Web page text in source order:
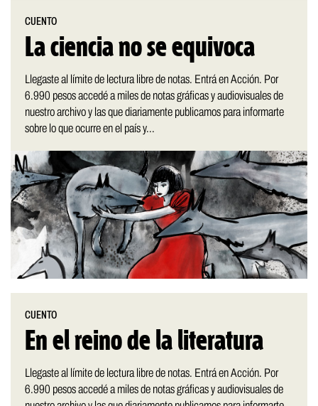
CUENTO
La ciencia no se equivoca
Llegaste al límite de lectura libre de notas. Entrá en Acción. Por
6.990 pesos accedé a miles de notas gráficas y audiovisuales de
nuestro archivo y las que diariamente publicamos para informarte
sobre lo que ocurre en el país y...
CUENTO
En el reino de la literatura
Llegaste al límite de lectura libre de notas. Entrá en Acción. Por
6.990 pesos accedé a miles de notas gráficas y audiovisuales de